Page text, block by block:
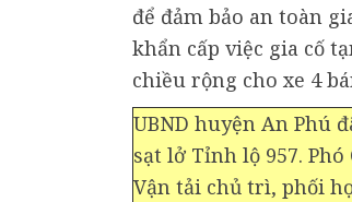
để đảm bảo an toàn
khẩn cấp việc gia cố
chiều rộng cho xe 4
UBND huyện An Phú
sạt lở Tỉnh lộ 957.
Vận tải chủ trì, phối